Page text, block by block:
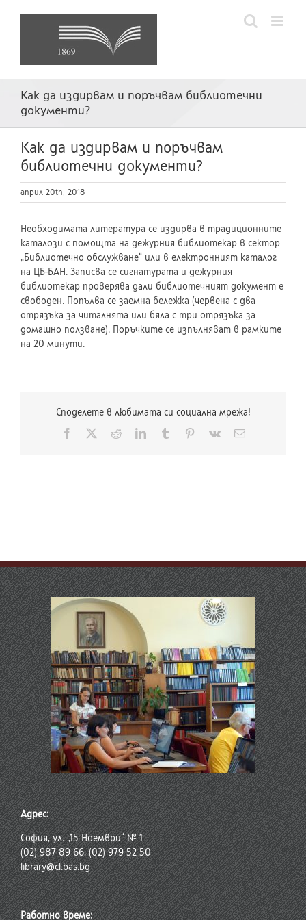
Как да издирвам и поръчвам библиотечни
документи?
Как да издирвам и поръчвам
библиотечни документи?
април 20th, 2018
Необходимата литература се издирва в традиционните
каталози с помощта на дежурния библиотекар в сектор
„Библиотечно обслужване“ или в електронният каталог
на ЦБ-БАН. Записва се сигнатурата и дежурния
библиотекар проверява дали библиотечният документ е
свободен. Попълва се заемна бележка (червена с два
отрязъка за читалнята или бяла с три отрязъка за
домашно ползване). Поръчките се изпълняват в рамките
на 20 минути.
Споделете в любимата си социална мрежа!
Facebook RedditLinkedInTumblr Pinterest
Vk
Електронна
Адрес:
София, ул. „15 Ноември“ № 1
(02) 987 89 66, (02) 979 52 50
library@cl.bas.bg
Работно време: